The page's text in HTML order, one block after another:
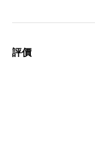
評價